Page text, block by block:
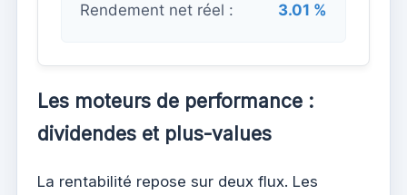
Rendement net réel :
3.01 %
Les moteurs de performance :
dividendes et plus-values
La rentabilité repose sur deux flux. Les